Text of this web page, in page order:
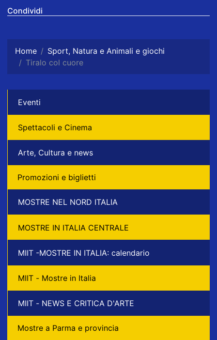
Condividi
Home
Sport, Natura e Animali e giochi
Tiralo col cuore
Eventi
Spettacoli e Cinema
Arte, Cultura e news
Promozioni e biglietti
MOSTRE NEL NORD ITALIA
MOSTRE IN ITALIA CENTRALE
MIIT -MOSTRE IN ITALIA: calendario
MIIT - Mostre in Italia
MIIT - NEWS E CRITICA D'ARTE
Mostre a Parma e provincia